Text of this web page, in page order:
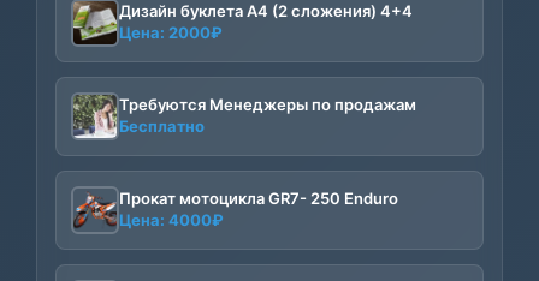
Дизайн буклета А4 (2 сложения) 4+4
Цена: 2000₽
Требуются Менеджеры по продажам
Бесплатно
Прокат мотоцикла GR7- 250 Enduro
Цена: 4000₽